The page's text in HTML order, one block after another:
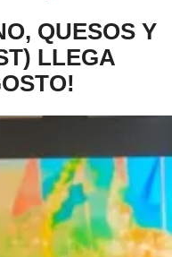
QUESOS Y
LLEGA